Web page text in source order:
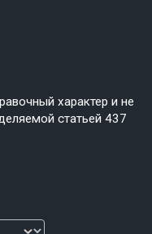
характер и не
статьей 437